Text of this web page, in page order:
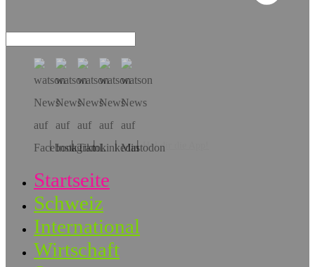
Hol dir die App!
Startseite
Schweiz
International
Wirtschaft